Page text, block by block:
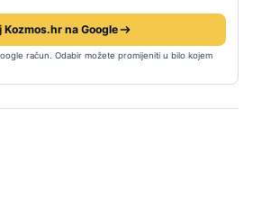
Kozmos.hr na Google
račun. Odabir možete promijeniti u bilo kojem